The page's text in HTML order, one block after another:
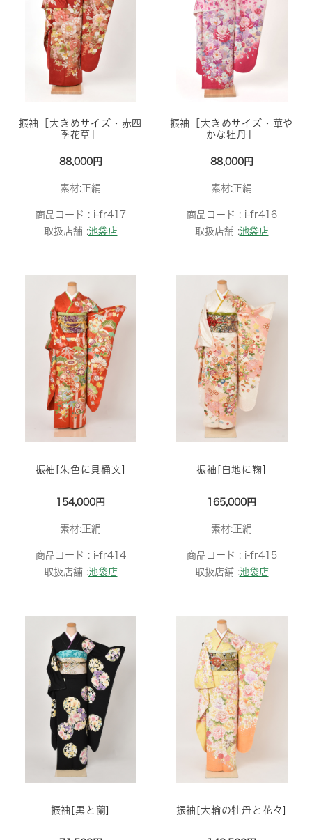
振袖［大きめサイズ・赤四
季花草］
88,000円
素材:正絹
商品コード : i-fr417
取扱店舗 :池袋店
振袖［大きめサイズ・華や
かな牡丹］
88,000円
素材:正絹
商品コード : i-fr416
取扱店舗 :池袋店
振袖[朱色に貝桶文]
154,000円
素材:正絹
商品コード : i-fr414
取扱店舗 :池袋店
振袖[白地に鞠]
165,000円
素材:正絹
商品コード : i-fr415
取扱店舗 :池袋店
振袖[黒と蘭] 振袖[大輪の牡丹と花々]